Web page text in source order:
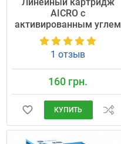
AICRO с
активированным углем
1 отзыв
160 грн.
КУПИТЬ